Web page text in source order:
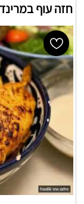
חזה עוף